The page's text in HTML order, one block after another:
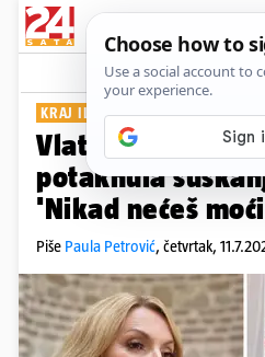
Show
KRAJ ILI NE?
Vlatka Pokos
potaknula
'Nikad nećeš
Piše Paula Petrović, četvrtak,